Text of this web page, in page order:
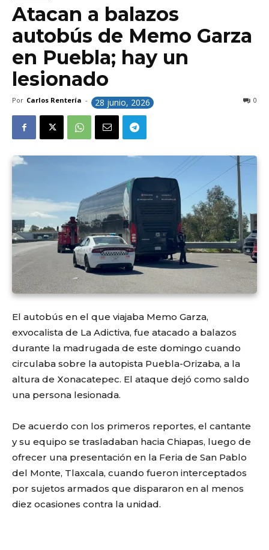
Atacan a balazos
autobús de Memo Garza
en Puebla; hay un
lesionado
Por Carlos Rentería - 28 junio, 2026 0
El autobús en el que viajaba Memo Garza,
exvocalista de La Adictiva, fue atacado a balazos
durante la madrugada de este domingo cuando
circulaba sobre la autopista Puebla-Orizaba, a la
altura de Xonacatepec. El ataque dejó como saldo
una persona lesionada.
De acuerdo con los primeros reportes, el cantante
y su equipo se trasladaban hacia Chiapas, luego de
ofrecer una presentación en la Feria de San Pablo
del Monte, Tlaxcala, cuando fueron interceptados
por sujetos armados que dispararon en al menos
diez ocasiones contra la unidad.